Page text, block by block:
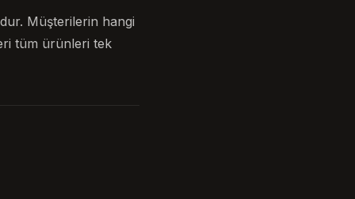
Müşterilerin hangi
tüm ürünleri tek